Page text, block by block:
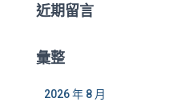
近期留言
彙整
2026 年 8 月